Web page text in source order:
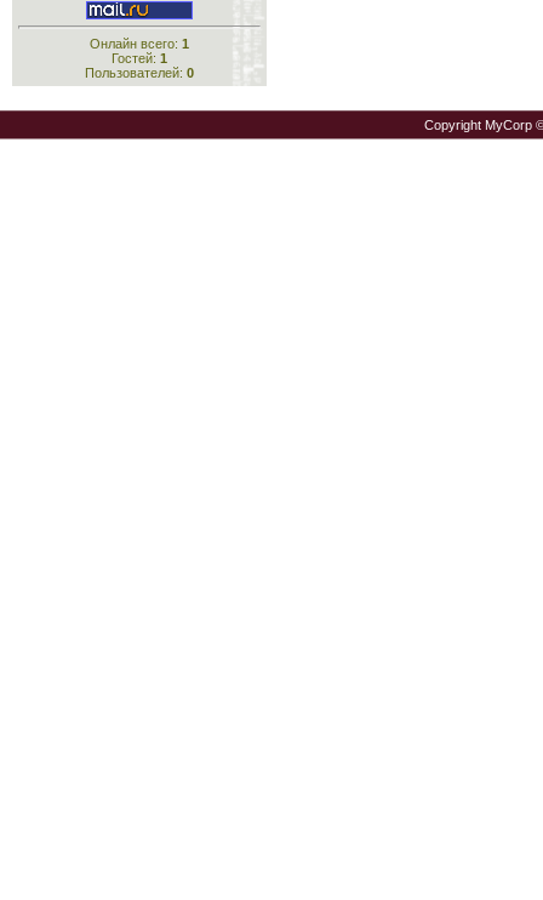
Онлайн всего: 1
Гостей: 1
Пользователей: 0
Copyright MyCorp